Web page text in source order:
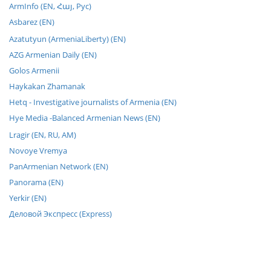
ArmInfo (EN, Հայ, Рус)
Asbarez (EN)
Azatutyun (ArmeniaLiberty) (EN)
AZG Armenian Daily (EN)
Golos Armenii
Haykakan Zhamanak
Hetq - Investigative journalists of Armenia (EN)
Hye Media -Balanced Armenian News (EN)
Lragir (EN, RU, AM)
Novoye Vremya
PanArmenian Network (EN)
Panorama (EN)
Yerkir (EN)
Деловой Экспресс (Express)